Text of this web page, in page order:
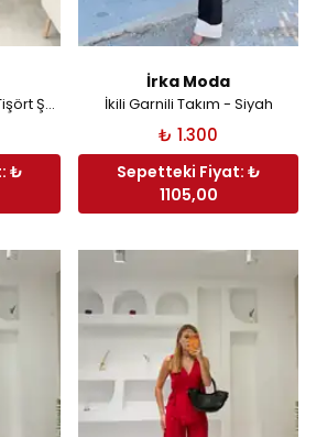
( ÖN SİPARİŞ ) Ribana Tişört Şalvar Takım - Antrasit
₺
İrka Moda
İkili Garnili Takım - Siyah
₺ 1.300
Sepetteki Fiyat: ₺
1105,00